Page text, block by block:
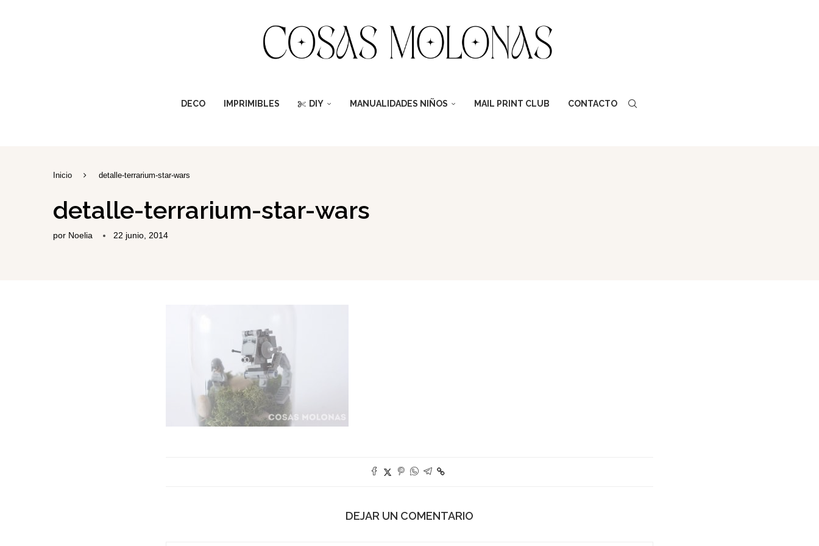
DECO IMPRIMIBLES DIY MANUALIDADES NIÑOS MAIL PRINT CLUB CONTACTO
Inicio detalle-terrarium-star-wars
detalle-terrarium-star-wars
por Noelia 22 junio, 2014
DEJAR UN COMENTARIO